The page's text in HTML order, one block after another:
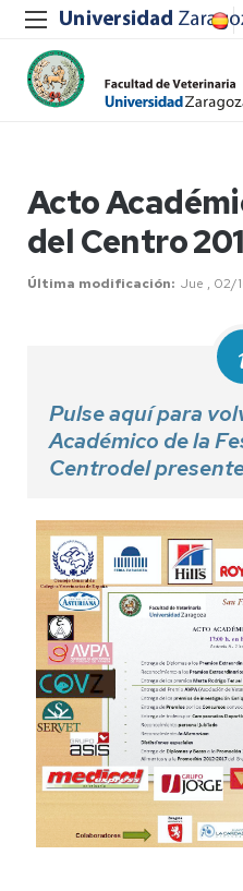
Acto
del Centro
Última modificación Jue , 02/
Pulse aquí para
Académico de la
Centrodel